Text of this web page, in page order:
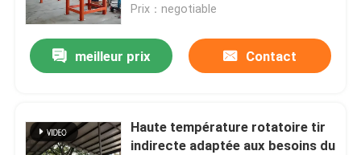
Maison
matériel de poudre
Prix：negotiable
meilleur prix Contact
Haute température rotatoire tir
indirecte adaptée aux besoins du